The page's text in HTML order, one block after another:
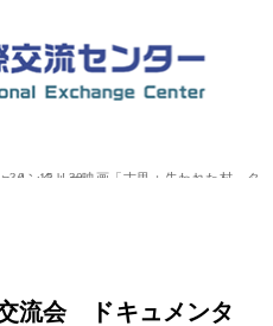
2026.1.24（土）13：30～15：30
流会 ドキュメンタ